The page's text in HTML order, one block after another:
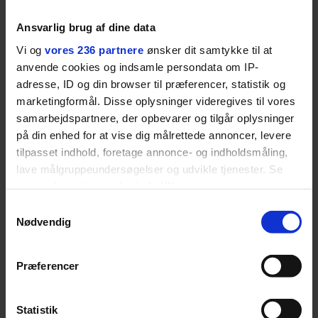
Ansvarlig brug af dine data
Vi og vores 236 partnere ønsker dit samtykke til at
anvende cookies og indsamle persondata om IP-
adresse, ID og din browser til præferencer, statistik og
marketingformål. Disse oplysninger videregives til vores
samarbejdspartnere, der opbevarer og tilgår oplysninger
på din enhed for at vise dig målrettede annoncer, levere
tilpasset indhold, foretage annonce- og indholdsmåling,
lave målgruppeundersøgelser og udvikle tjenester. Se
tilbage eller ændre indstillinger fra vores
"Cookiedeklaration", eller ved at trykke på "Privacy
Nødvendig
Præferencer
Statistik
LIVSSTIL
Dua Lipa har
opdatereret sin guide til
København. Og den er –
ikke overraskende –
ganske forudsigelig
NYHEDSBREV
Skriv dig op til
Euromans nyhedsbrev
her
midterbarn. Når min far
drak sig fuld og blev